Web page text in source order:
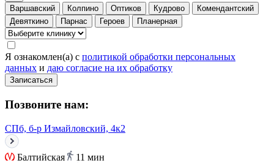
Варшавский Колпино Оптиков Кудрово
Комендантский
Девяткино
Парнас Героев Планерная
Я ознакомлен(а) с политикой обработки персональных
данных и даю согласие на их обработку
Записаться
Позвоните нам:
СПб, б-р Измайловский, 4к2
Балтийская
11 мин